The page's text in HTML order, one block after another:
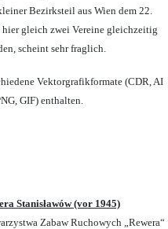
Bezirksteil aus Wien dem 22.
hier gleich zwei Vereine gleichzeitig
scheint sehr fraglich.
Vektorgrafikformate (CDR, AI
GIF) enthalten.
Stanisławów (vor 1945)
Zabaw Ruchowych „Rewera“